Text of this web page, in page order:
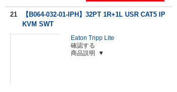
21
【B064-032-01-IPH】32PT 1R+1L USR CAT5 IP
KVM SWT
Eaton Tripp Lite
確認する
商品説明